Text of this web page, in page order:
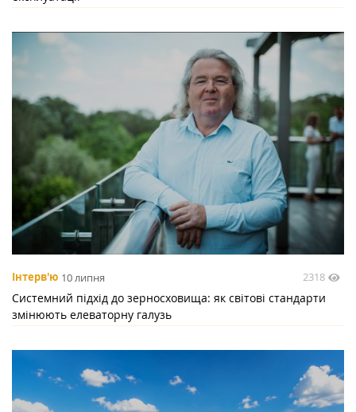
Інтерв'ю 10 липня 2318
Системний підхід до зерносховища: як світові стандарти
змінюють елеваторну галузь